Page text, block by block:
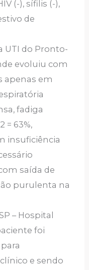
(-), sífilis (-),
de
UTI do Pronto-
evoluiu com
apenas em
fadiga
= 63%,
insuficiência
saída de
purulenta na
– Hospital
foi
e sendo